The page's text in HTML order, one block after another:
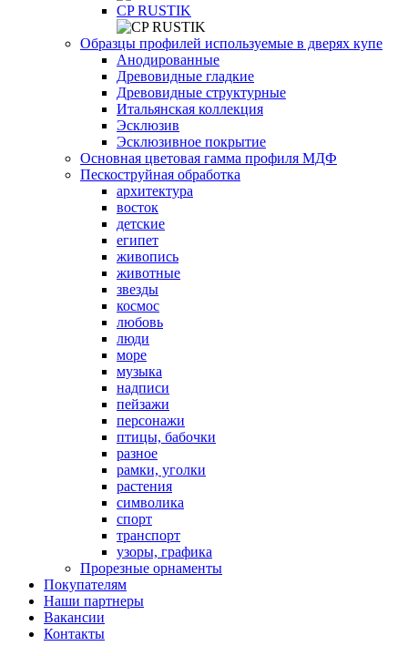
СP RUSTIK
Образцы профилей используемые в дверях купе
Анодированные
Древовидные гладкие
Древовидные структурные
Итальянская коллекция
Эсклюзив
Эсклюзивное покрытие
Основная цветовая гамма профиля МДФ
Пескоструйная обработка
архитектура
восток
детские
египет
живопись
животные
звезды
космос
любовь
люди
море
музыка
надписи
пейзажи
персонажи
птицы, бабочки
разное
рамки, уголки
растения
символика
спорт
транспорт
узоры, графика
Прорезные орнаменты
Покупателям
Наши партнеры
Вакансии
Контакты